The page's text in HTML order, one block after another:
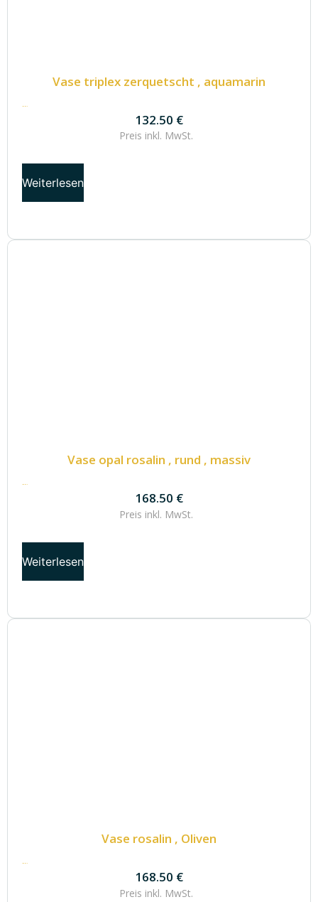
Vase triplex zerquetscht , aquamarin
132.50 €
132.50 €
Preis inkl. MwSt.
Weiterlesen
Vase opal rosalin , rund , massiv
168.50 €
168.50 €
Preis inkl. MwSt.
Weiterlesen
Vase rosalin , Oliven
168.50 €
168.50 €
Preis inkl. MwSt.